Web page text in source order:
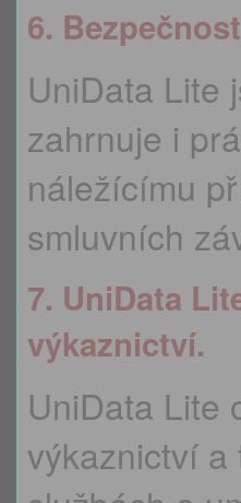
6.
UniData Lite
zahrnuje i
náležícímu
smluvních
7. UniData
výkaznictví.
UniData Lite
výkaznictví a